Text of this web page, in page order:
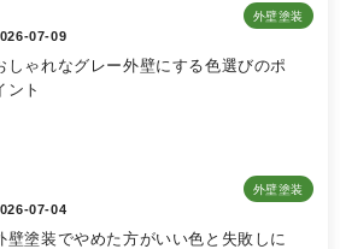
外壁塗装
07-09
しゃれなグレー外壁にする色選びのポ
ント
外壁塗装
07-04
壁塗装でやめた方がいい色と失敗しに